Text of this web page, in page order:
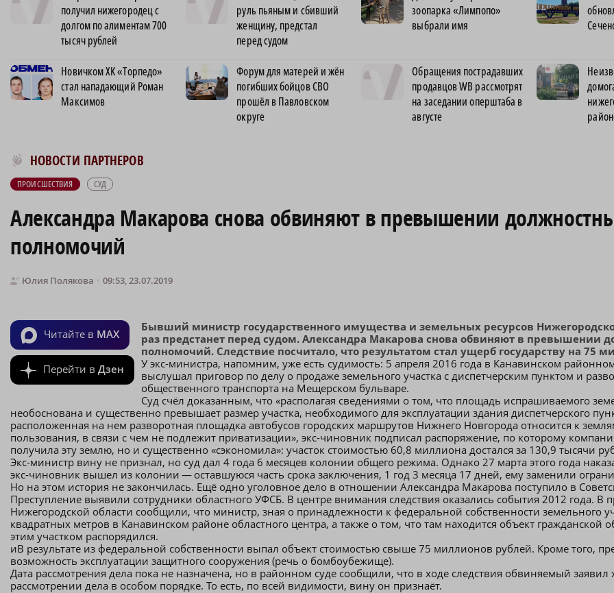
получил нижегородец с
долгом по алиментам 700
тысяч рублей
руль пьяным и сбивший
женщину, предстал
перед судом
зоопарка «Лимпопо»
выбрали имя
Новичком ХК «Торпедо»
стал нападающий Роман
Максимов
Форум для матерей и жён
погибших бойцов СВО
прошёл в Павловском
округе
Обращения пострадавших
продавцов WB рассмотрят
на заседании оперштаба в
августе
НОВОСТИ ПАРТНЕРОВ
Новости МирТесен
ПРОИСШЕСТВИЯ СУД
Александра Макарова снова обвиняют в превышении
полномочий
Юлия Полякова 09:53, 23.07.2019
Читайте в MAX
Перейти в Дзен
Бывший министр государственного имущества и земельных ресурсов
раз предстанет перед судом. Александра Макарова снова обвиняют в превышении
полномочий. Следствие посчитало, что результатом стал ущерб государству на 75
У экс-министра, напомним, уже есть судимость: 5 апреля 2016 года в Канавинском
выслушал приговор по делу о продаже земельного участка с диспетчерским пунктом и
общественного транспорта на Мещерском бульваре.
Суд счёл доказанным, что «располагая сведениями о том, что площадь испрашиваемого
необоснована и существенно превышает размер участка, необходимого для эксплуатации здания диспетчерского
расположенная на нем разворотная площадка автобусов городских маршрутов Нижнего Новгорода относится к
пользования, в связи с чем не подлежит приватизации», экс-чиновник подписал распоряжение, по которому
получила эту землю, но и существенно «сэкономила»: участок стоимостью 60,8 миллиона достался за 130,9 тысячи
Экс-министр вину не признал, но суд дал 4 года 6 месяцев колонии общего режима. Однако 27 марта этого года
экс-чиновник вышел из колонии — оставшуюся часть срока заключения, 1 год 3 месяца 17 дней, ему заменили
Но на этом история не закончилась. Ещё одно уголовное дело в отношении Александра Макарова поступило в
Преступление выявили сотрудники областного УФСБ. В центре внимания следствия оказались события 2012 года. В
Нижегородской области сообщили, что министр, зная о принадлежности к федеральной собственности земельного
квадратных метров в Канавинском районе областного центра, а также о том, что там находится объект гражданской
этим участком распорядился.
иВ результате из федеральной собственности выпал объект стоимостью свыше 75 миллионов рублей. Кроме того,
возможность эксплуатации защитного сооружения (речь о бомбоубежище).
Дата рассмотрения дела пока не назначена, но в районном суде сообщили, что в ходе следствия обвиняемый заявил
рассмотрении дела в особом порядке. То есть, по всей видимости, вину он признаёт.